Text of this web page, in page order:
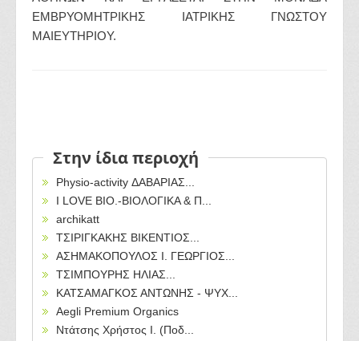
ΕΜΒΡΥΟΜΗΤΡΙΚΗΣ ΙΑΤΡΙΚΗΣ ΓΝΩΣΤΟΥ
ΜΑΙΕΥΤΗΡΙΟΥ.
Στην ίδια περιοχή
Physio-activity ΔΑΒΑΡΙΑΣ...
I LOVE BIO.-ΒΙΟΛΟΓΙΚΑ & Π...
archikatt
ΤΣΙΡΙΓΚΑΚΗΣ ΒΙΚΕΝΤΙΟΣ...
ΑΣΗΜΑΚΟΠΟΥΛΟΣ Ι. ΓΕΩΡΓΙΟΣ...
ΤΣΙΜΠΟΥΡΗΣ ΗΛΙΑΣ...
ΚΑΤΣΑΜΑΓΚΟΣ ΑΝΤΩΝΗΣ - ΨΥΧ...
Aegli Premium Organics
Ντάτσης Χρήστος Ι. (Ποδ...